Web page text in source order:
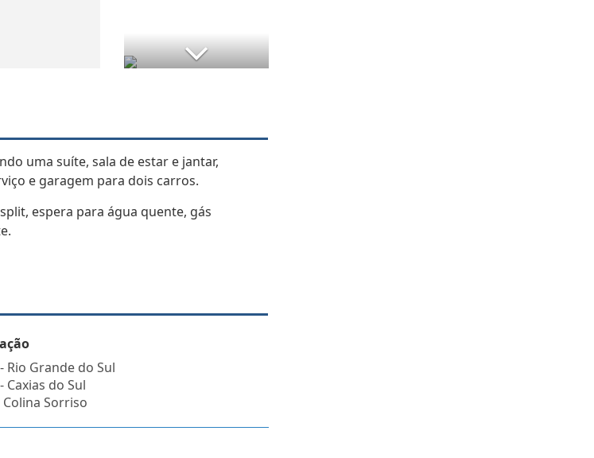
uma suíte, sala de estar e jantar,
e garagem para dois carros.
espera para água quente, gás
Rio Grande do Sul
Caxias do Sul
Colina Sorriso